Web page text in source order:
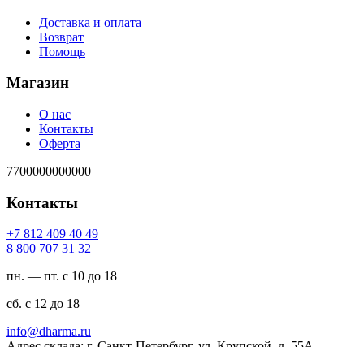
Доставка и оплата
Возврат
Помощь
Магазин
О нас
Контакты
Оферта
7700000000000
Контакты
94 04 904 218 7+
23 13 707 008 8
пн. — пт. с 10 до 18
сб. с 12 до 18
ur.amrahd@ofni